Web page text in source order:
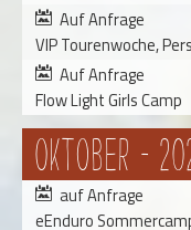
Auf Anfrage
VIP Tourenwoche,
Auf Anfrage
Flow Light Girls Camp
Oktober -
auf Anfrage
eEnduro